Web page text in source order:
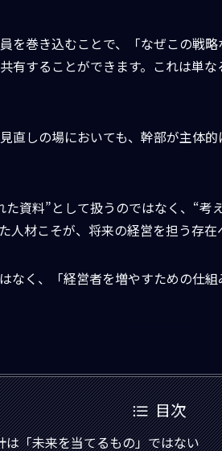
を巻き込むことで、「なぜこの戦
有することができます。これは単
直しの場においても、幹部が主体
資料”として扱うのではなく、“考
人材こそが、将来の経営を担う存在
なく、「経営者を増やすための仕組
目次
「未来を当てるもの」ではない